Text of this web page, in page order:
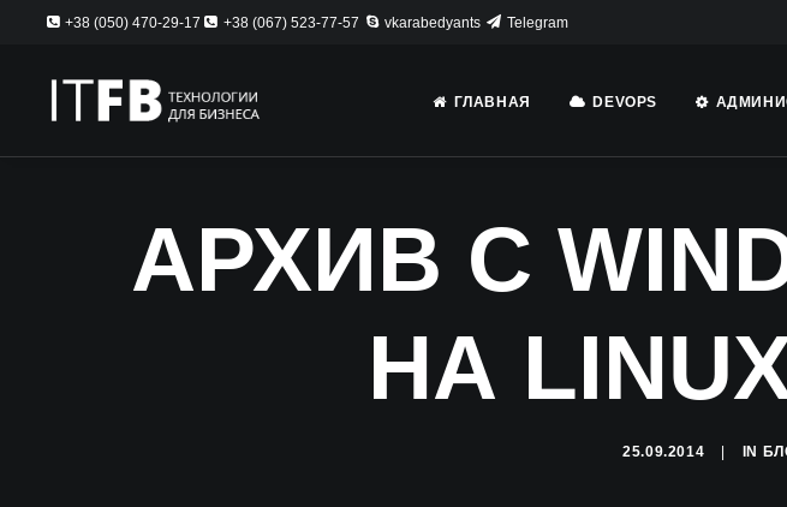
+38 (050) 470-29-17 +38 (067) 523-77-57 vkarabedyants Telegram
ГЛАВНАЯ DEVOPS
АРХИВ С
НА
25.09.2014 IN